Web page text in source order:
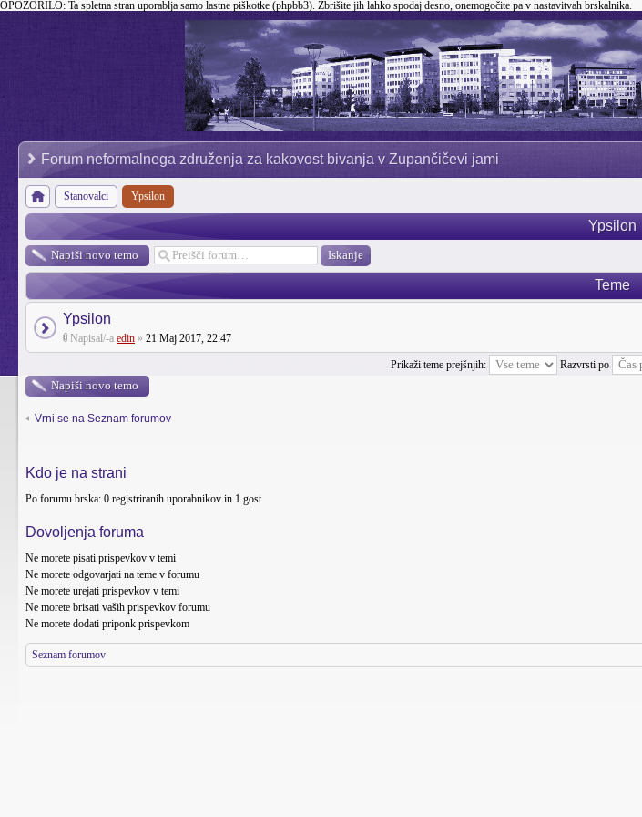
OPOZORILO: Ta spletna stran uporablja samo lastne piškotke (phpbb3). Zbrišite jih lahko spodaj desno, onemogočite pa v nastavitvah brskalnika.
Forum neformalnega združenja za kakovost bivanja v Zupančičevi jami
Stanovalci Ypsilon
Ypsilon
Napiši novo temo
Teme
Ypsilon
Napisal/-a edin » 21 Maj 2017, 22:47
Prikaži teme prejšnjih: Razvrsti po
Napiši novo temo
Vrni se na Seznam forumov
Kdo je na strani
Po forumu brska: 0 registriranih uporabnikov in 1 gost
Dovoljenja foruma
Ne morete pisati prispevkov v temi
Ne morete odgovarjati na teme v forumu
Ne morete urejati prispevkov v temi
Ne morete brisati vaših prispevkov forumu
Ne morete dodati priponk prispevkom
Seznam forumov